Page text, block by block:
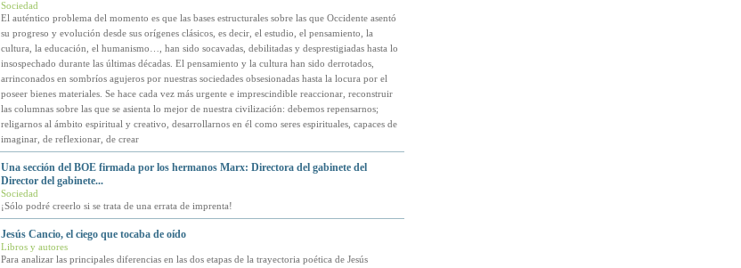
Sociedad
El auténtico problema del momento es que las bases estructurales sobre las que Occidente asentó
su progreso y evolución desde sus orígenes clásicos, es decir, el estudio, el pensamiento, la
cultura, la educación, el humanismo…, han sido socavadas, debilitadas y desprestigiadas hasta lo
insospechado durante las últimas décadas. El pensamiento y la cultura han sido derrotados,
arrinconados en sombríos agujeros por nuestras sociedades obsesionadas hasta la locura por el
poseer bienes materiales. Se hace cada vez más urgente e imprescindible reaccionar, reconstruir
las columnas sobre las que se asienta lo mejor de nuestra civilización: debemos repensarnos;
religarnos al ámbito espiritual y creativo, desarrollarnos en él como seres espirituales, capaces de
imaginar, de reflexionar, de crear
Una sección del BOE firmada por los hermanos Marx: Directora del gabinete del
Director del gabinete...
Sociedad
¡Sólo podré creerlo si se trata de una errata de imprenta!
Jesús Cancio, el ciego que tocaba de oído
Libros y autores
Para analizar las principales diferencias en las dos etapas de la trayectoria poética de Jesús